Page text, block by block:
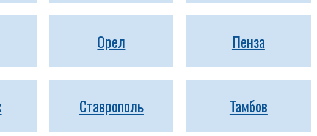
Орел Пенза
Ставрополь Тамбов